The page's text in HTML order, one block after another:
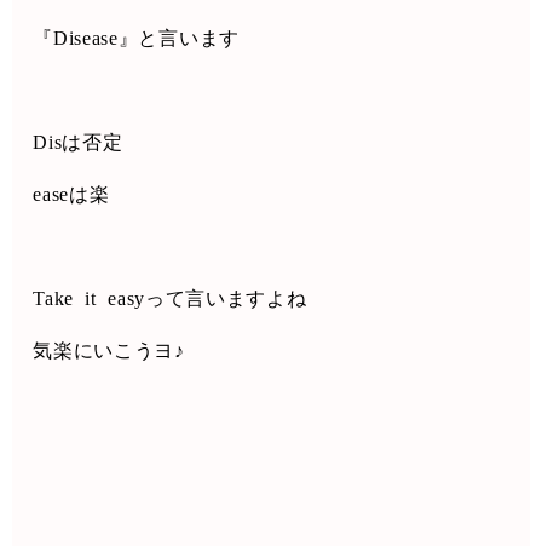
『Disease 』と言います
Disは否定
easeは楽
Take it easyって言いますよね
気楽にいこうヨ ♪